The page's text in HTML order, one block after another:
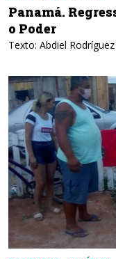
Panamá.
o Poder
Texto: Abdiel